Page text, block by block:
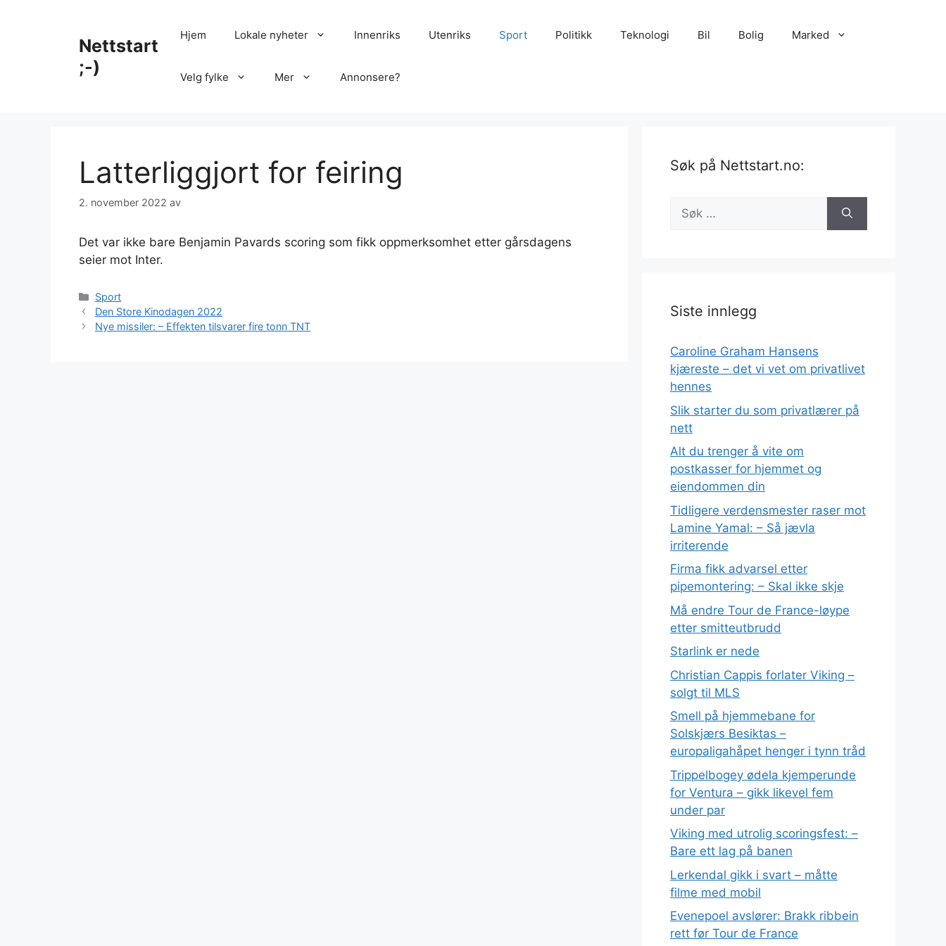
Nettstart
;-)
Hjem Lokale nyheter Innenriks Utenriks Sport Politikk Teknologi Bil Bolig Marked
Velg fylke Mer Annonsere?
Latterliggjort for feiring
2. november 2022 av
Det var ikke bare Benjamin Pavards scoring som fikk oppmerksomhet etter gårsdagens
seier mot Inter.
Kategorier
Sport
Den Store Kinodagen 2022
Nye missiler: – Effekten tilsvarer fire tonn TNT
Søk på Nettstart.no:
Søk
etter:
Siste innlegg
Caroline Graham Hansens
kjæreste – det vi vet om privatlivet
hennes
Slik starter du som privatlærer på
nett
Alt du trenger å vite om
postkasser for hjemmet og
eiendommen din
Tidligere verdensmester raser mot
Lamine Yamal: – Så jævla
irriterende
Firma fikk advarsel etter
pipemontering: – Skal ikke skje
Må endre Tour de France-løype
etter smitteutbrudd
Starlink er nede
Christian Cappis forlater Viking –
solgt til MLS
Smell på hjemmebane for
Solskjærs Besiktas –
europaligahåpet henger i tynn tråd
Trippelbogey ødela kjemperunde
for Ventura – gikk likevel fem
under par
Viking med utrolig scoringsfest: –
Bare ett lag på banen
Lerkendal gikk i svart – måtte
filme med mobil
Evenepoel avslører: Brakk ribbein
rett før Tour de France